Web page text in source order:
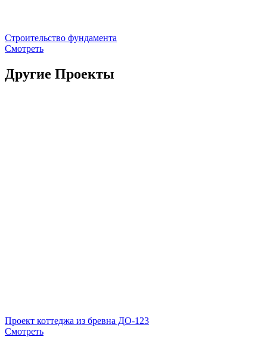
Строительство фундамента
Смотреть
Другие Проекты
Проект коттеджа из бревна ДО-123
Смотреть